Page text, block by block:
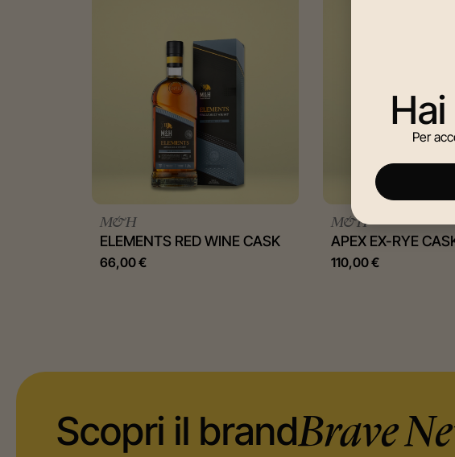
M&H
ELEMENTS RED WINE CASK
66,00€
M&H
APEX EX-RYE
110,00€
Scopri il brandBrave
Per